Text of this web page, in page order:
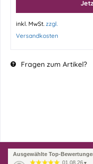
inkl. MwSt. zzgl.
Versandkosten
Fragen zum Artikel?
Ausgewählte Top-
01.08.26 ▼